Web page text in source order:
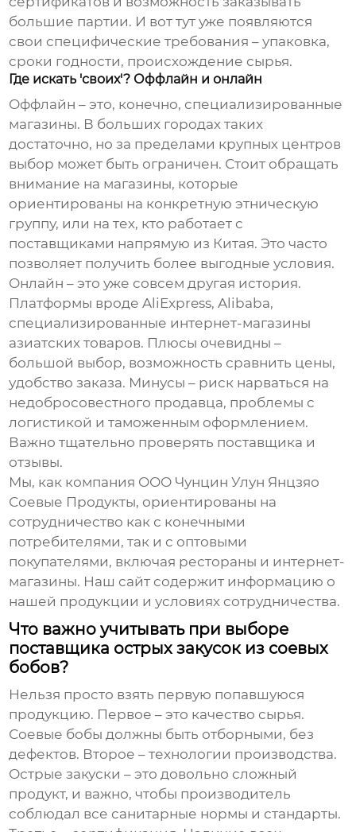
большие партии. И вот тут уже появляются
свои специфические требования – упаковка,
сроки годности, происхождение сырья.
Где искать 'своих'? Оффлайн и онлайн
Оффлайн – это, конечно, специализированные
магазины. В больших городах таких
достаточно, но за пределами крупных центров
выбор может быть ограничен. Стоит обращать
внимание на магазины, которые
ориентированы на конкретную этническую
группу, или на тех, кто работает с
поставщиками напрямую из Китая. Это часто
позволяет получить более выгодные условия.
Онлайн – это уже совсем другая история.
Платформы вроде AliExpress, Alibaba,
специализированные интернет-магазины
азиатских товаров. Плюсы очевидны –
большой выбор, возможность сравнить цены,
удобство заказа. Минусы – риск нарваться на
недобросовестного продавца, проблемы с
логистикой и таможенным оформлением.
Важно тщательно проверять поставщика и
отзывы.
Мы, как компания ООО Чунцин Улун Янцзяо
Соевые Продукты, ориентированы на
сотрудничество как с конечными
потребителями, так и с оптовыми
покупателями, включая рестораны и интернет-
магазины. Наш сайт содержит информацию о
нашей продукции и условиях сотрудничества.
Что важно учитывать при выборе
поставщика острых закусок из соевых
бобов?
Нельзя просто взять первую попавшуюся
продукцию. Первое – это качество сырья.
Соевые бобы должны быть отборными, без
дефектов. Второе – технологии производства.
Острые закуски – это довольно сложный
продукт, и важно, чтобы производитель
соблюдал все санитарные нормы и стандарты.